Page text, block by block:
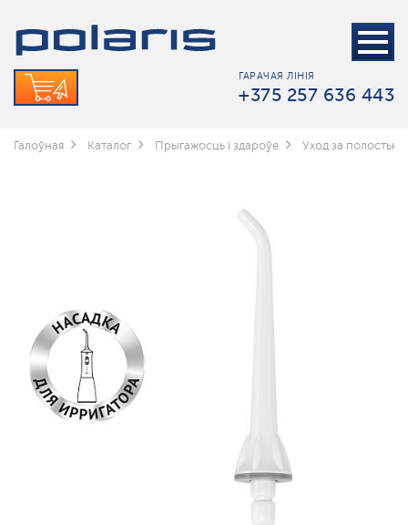
ГАРАЧАЯ ЛІНІЯ
+375 257 636 443
Галоўная Каталог Прыгажосць і здароўе Уход за полостью